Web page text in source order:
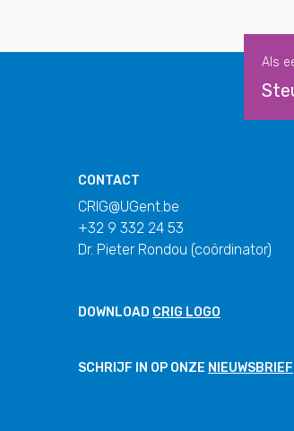
Als
CONTACT
CRIG@UGent.be
+32 9 332 24 53
Dr. Pieter Rondou (coördinator)
DOWNLOAD CRIG LOGO
SCHRIJF IN OP ONZE NIEUWSBRIEF